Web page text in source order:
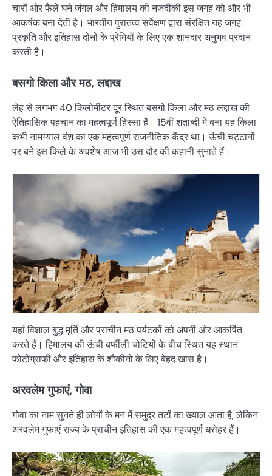
चारों ओर फैले घने जंगल और हिमालय की नजदीकी इस जगह को और भी
आकर्षक बना देती है। भारतीय पुरातत्व सर्वेक्षण द्वारा संरक्षित यह जगह
प्रकृति और इतिहास दोनों के प्रेमियों के लिए एक शानदार अनुभव प्रदान
करती है।
बसगो किला और मठ, लद्दाख
लेह से लगभग 40 किलोमीटर दूर स्थित बसगो किला और मठ लद्दाख की
ऐतिहासिक पहचान का महत्वपूर्ण हिस्सा हैं। 15वीं शताब्दी में बना यह किला
कभी नामग्याल वंश का एक महत्वपूर्ण राजनीतिक केंद्र था। ऊंची चट्टानों
पर बने इस किले के अवशेष आज भी उस दौर की कहानी सुनाते हैं।
यहां विशाल बुद्ध मूर्ति और प्राचीन मठ पर्यटकों को अपनी ओर आकर्षित
करते हैं। हिमालय की ऊंची बर्फीली चोटियों के बीच स्थित यह स्थान
फोटोग्राफी और इतिहास के शौकीनों के लिए बेहद खास है।
अरवलेम गुफाएं, गोवा
गोवा का नाम सुनते ही लोगों के मन में समुद्र तटों का ख्याल आता है, लेकिन
अरवलेम गुफाएं राज्य के प्राचीन इतिहास की एक महत्वपूर्ण धरोहर हैं।